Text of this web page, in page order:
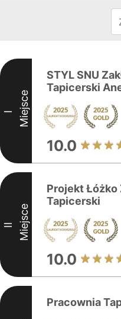
I Miejsce
STYL SNU
Tapicerski
10.0
II Miejsce
Projekt Łóżko
Tapicerski
10.0
Pracownia